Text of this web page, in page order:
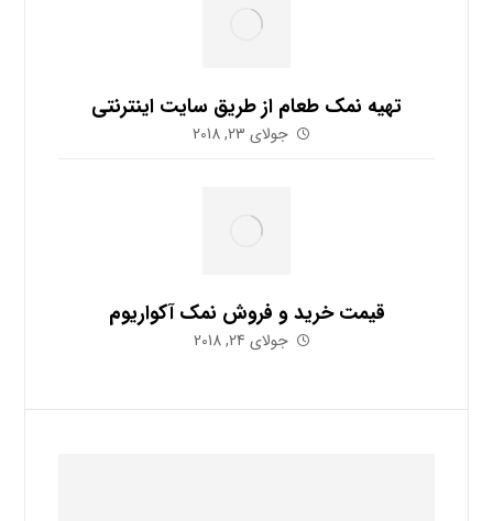
تهیه نمک طعام از طریق سایت اینترنتی
جولای 23, 2018
قیمت خرید و فروش نمک آکواریوم
جولای 24, 2018